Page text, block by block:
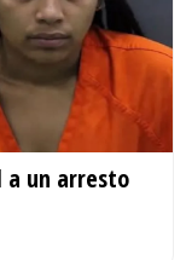
a un arresto